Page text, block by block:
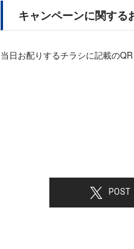
キャンペーンに関する
当日お配りするチラシに記載の
POST